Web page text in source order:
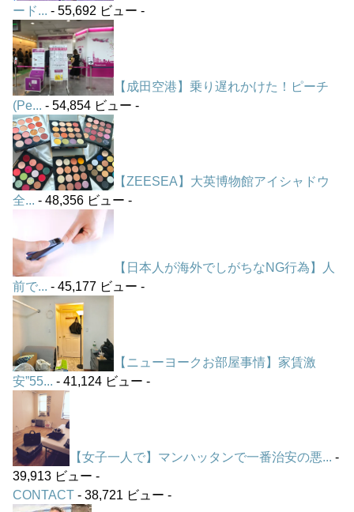
ード... - 55,692 ビュー -
【成田空港】乗り遅れかけた！ピーチ
(Pe... - 54,854 ビュー -
【ZEESEA】大英博物館アイシャドウ
全... - 48,356 ビュー -
【日本人が海外でしがちなNG行為】人
前で... - 45,177 ビュー -
【ニューヨークお部屋事情】家賃激
安”55... - 41,124 ビュー -
【女子一人で】マンハッタンで一番治安の悪... -
39,913 ビュー -
CONTACT - 38,721 ビュー -